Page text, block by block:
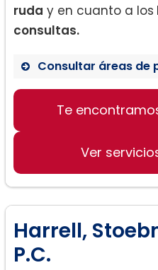
ruda y en cuanto a los
consultas.
Consultar áreas de
Divorcio
Custodia de los
Adopción
Te
Ver
Harrell,
P.C.